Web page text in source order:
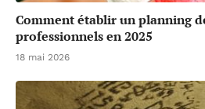
Comment établir un planning
professionnels en 2025
18 mai 2026